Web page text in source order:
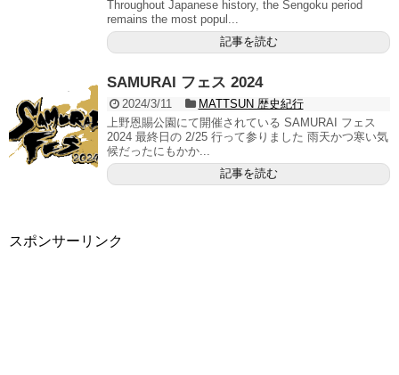
Throughout Japanese history, the Sengoku period
remains the most popul...
記事を読む
SAMURAI フェス 2024
2024/3/11
MATTSUN 歴史紀行
上野恩賜公園にて開催されている SAMURAI フェス
2024 最終日の 2/25 行って参りました 雨天かつ寒い気
候だったにもかか...
記事を読む
スポンサーリンク